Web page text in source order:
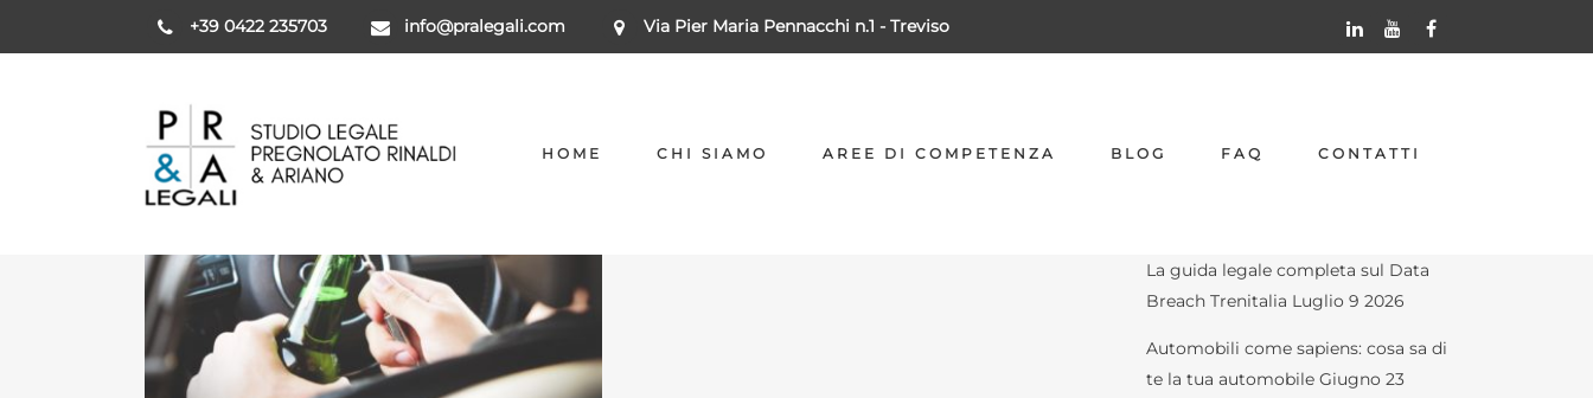
+39 0422 235703 info@pralegali.com Via Pier Maria Pennacchi n.1 - Treviso
HOME CHI SIAMO AREE DI COMPETENZA BLOG FAQ CONTATTI
La guida legale completa sul Data
Breach Trenitalia Luglio 9 2026
Automobili come sapiens: cosa sa di
te la tua automobile Giugno 23